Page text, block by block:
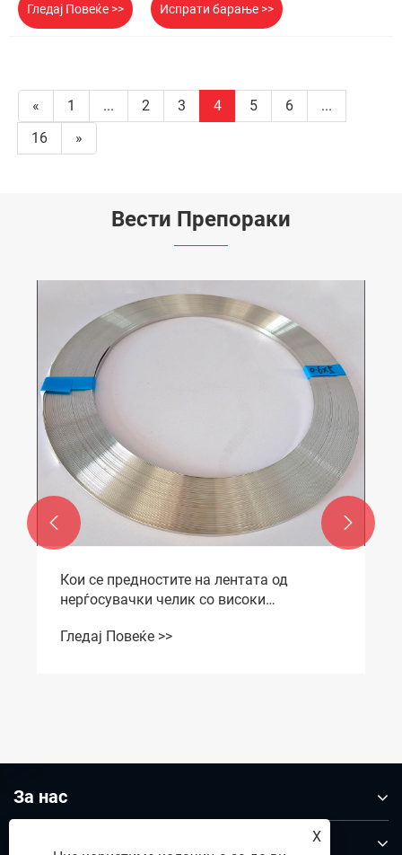
Гледај Повеќе >> Испрати барање >>
« 1 ... 2 3 4 5 6
...
16
»
Вести Препораки
 
За нас
X